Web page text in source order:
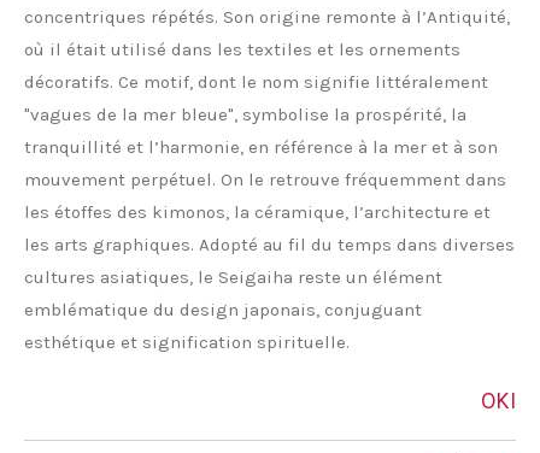
concentriques répétés. Son origine remonte à l’Antiquité,
où il était utilisé dans les textiles et les ornements
décoratifs. Ce motif, dont le nom signifie littéralement
"vagues de la mer bleue", symbolise la prospérité, la
tranquillité et l’harmonie, en référence à la mer et à son
mouvement perpétuel. On le retrouve fréquemment dans
les étoffes des kimonos, la céramique, l’architecture et
les arts graphiques. Adopté au fil du temps dans diverses
cultures asiatiques, le Seigaiha reste un élément
emblématique du design japonais, conjuguant
esthétique et signification spirituelle.
OKI